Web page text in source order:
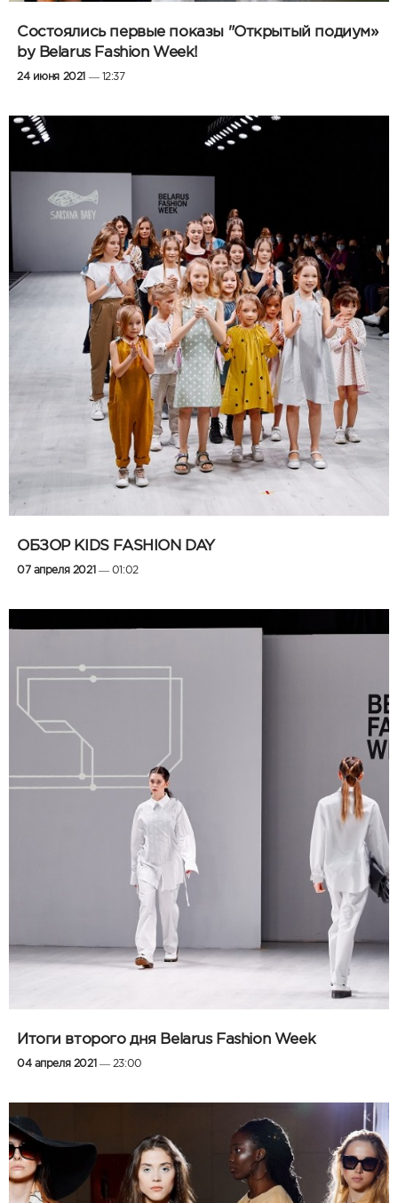
Состоялись первые показы "Открытый подиум»
by Belarus Fashion Week!
24 июня 2021 — 12:37
ОБЗОР KIDS FASHION DAY
07 апреля 2021 — 01:02
Итоги второго дня Belarus Fashion Week
04 апреля 2021 — 23:00